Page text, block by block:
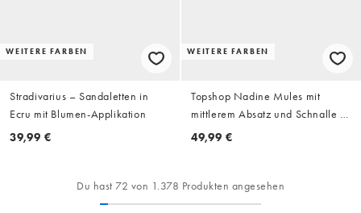
WEITERE FARBEN
Stradivarius – Sandaletten in
Ecru mit Blumen-Applikation
39,99 €
WEITERE FARBEN
Topshop Nadine Mules mit
mittlerem Absatz und Schnalle in
Schwarz
49,99 €
Du hast 72 von 1.378 Produkten angesehen